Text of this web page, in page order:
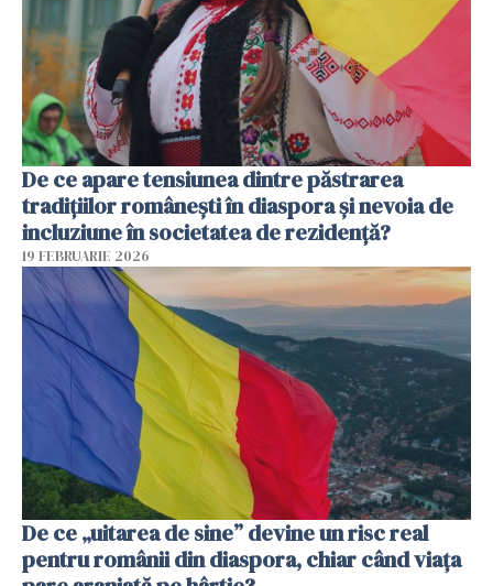
De ce apare tensiunea dintre păstrarea
tradițiilor românești în diaspora și nevoia de
incluziune în societatea de rezidență?
19 FEBRUARIE 2026
De ce „uitarea de sine” devine un risc real
pentru românii din diaspora, chiar când viața